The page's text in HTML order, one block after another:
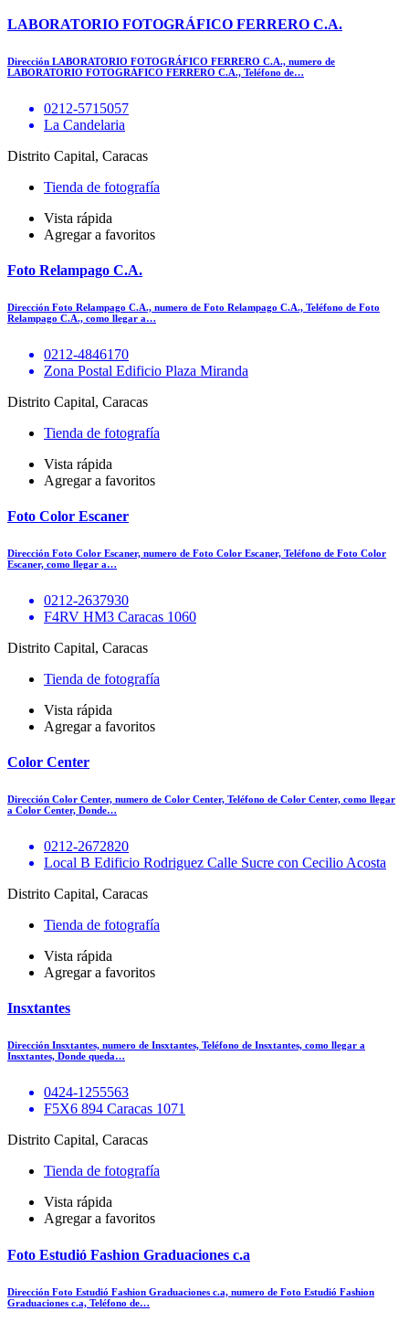
LABORATORIO FOTOGRÁFICO FERRERO C.A.
Dirección LABORATORIO FOTOGRÁFICO FERRERO C.A., numero de
LABORATORIO FOTOGRÁFICO FERRERO C.A., Teléfono de…
0212-5715057
La Candelaria
Distrito Capital, Caracas
Tienda de fotografía
Vista rápida
Agregar a favoritos
Foto Relampago C.A.
Dirección Foto Relampago C.A., numero de Foto Relampago C.A., Teléfono de Foto
Relampago C.A., como llegar a…
0212-4846170
Zona Postal Edificio Plaza Miranda
Distrito Capital, Caracas
Tienda de fotografía
Vista rápida
Agregar a favoritos
Foto Color Escaner
Dirección Foto Color Escaner, numero de Foto Color Escaner, Teléfono de Foto Color
Escaner, como llegar a…
0212-2637930
F4RV HM3 Caracas 1060
Distrito Capital, Caracas
Tienda de fotografía
Vista rápida
Agregar a favoritos
Color Center
Dirección Color Center, numero de Color Center, Teléfono de Color Center, como llegar
a Color Center, Donde…
0212-2672820
Local B Edificio Rodriguez Calle Sucre con Cecilio Acosta
Distrito Capital, Caracas
Tienda de fotografía
Vista rápida
Agregar a favoritos
Insxtantes
Dirección Insxtantes, numero de Insxtantes, Teléfono de Insxtantes, como llegar a
Insxtantes, Donde queda…
0424-1255563
F5X6 894 Caracas 1071
Distrito Capital, Caracas
Tienda de fotografía
Vista rápida
Agregar a favoritos
Foto Estudió Fashion Graduaciones c.a
Dirección Foto Estudió Fashion Graduaciones c.a, numero de Foto Estudió Fashion
Graduaciones c.a, Teléfono de…